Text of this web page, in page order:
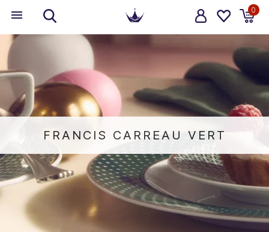
0
FRANCIS CARREAU VERT